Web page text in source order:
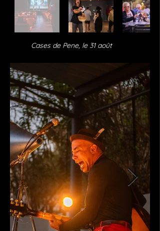
Cases de Pene, le 31 août